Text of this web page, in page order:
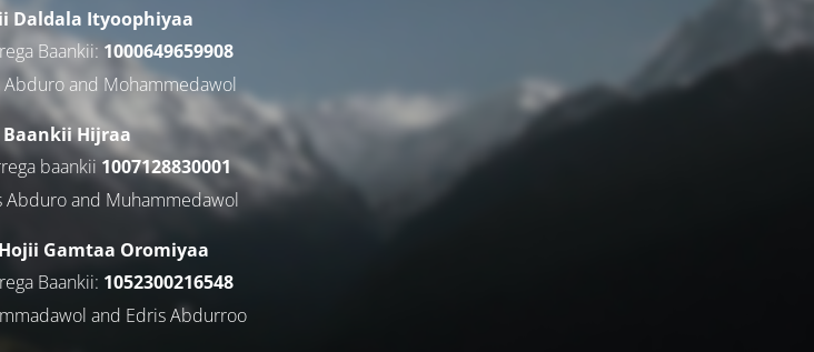
Daldala Ityoophiyaa
Baankii: 1000649659908
Abduro and Mohammedawol
Baankii Hijraa
baankii 1007128830001
Abduro and Muhammedawol
Gamtaa Oromiyaa
Baankii: 1052300216548
and Edris Abdurroo